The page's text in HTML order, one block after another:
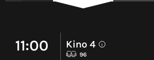
11:00 Kino 4 i
96